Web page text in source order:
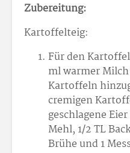
Zubereitung:
Kartoffelteig:
Für den
ml warmer
Kartoffeln
cremigen
geschlagene
Mehl, 1/2 TL
Brühe und 1